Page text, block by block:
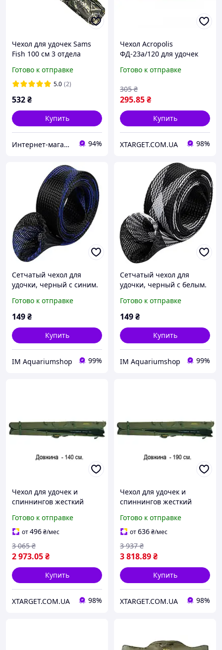
Чехол для удочек Sams
Fish 100 см 3 отдела
Готово к отправке
5.0 (2)
532₴
Купить
Интернет-магазин рыболовных товаров "Планета рыбака" 94%
Чехол Acropolis
ФД-23а/120 для удочек
Готово к отправке
295.85₴
305 ₴
Купить
XTARGET.COM.UA 98%
Сетчатый чехол для
удочки, черный с синим.
транспортировки удочки.
Готово к отправке
149₴
Купить
IM Aquariumshop 99%
Сетчатый чехол для
удочки, черный с белым.
удочки.
Готово к отправке
149₴
Купить
IM Aquariumshop 99%
Чехол для удочек и
спиннингов жесткий
Готово к отправке
от496₴/мес
2 973.05₴
3 065 ₴
Купить
XTARGET.COM.UA 98%
Чехол для удочек и
спиннингов жесткий
Готово к отправке
от636₴/мес
3 818.89₴
3 937 ₴
Купить
XTARGET.COM.UA 98%